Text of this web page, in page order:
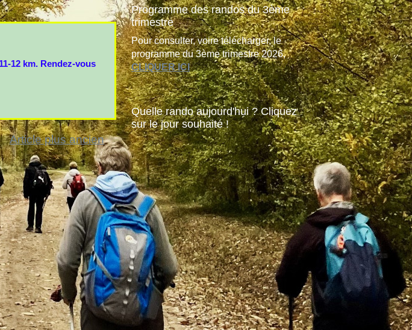
12 km. Rendez-vous
Article plus ancien
Programme des randos du 3ème
trimestre
Pour consulter, voire télécharger, le
programme du 3ème trimestre 2026,
CLIQUER ICI
Quelle rando aujourd'hui ? Cliquez
sur le jour souhaité !